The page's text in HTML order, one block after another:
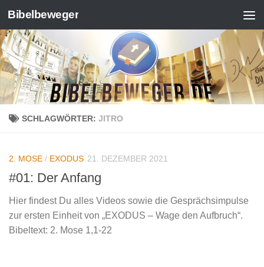
Zum Inhalt springen
Bibelbeweger
SCHLAGWÖRTER: JITRO
2. MOSE / EXODUS 21. DEZEMBER 2021
#01: Der Anfang
Hier findest Du alles Videos sowie die Gesprächsimpulse
zur ersten Einheit von „EXODUS – Wage den Aufbruch“.
Bibeltext: 2. Mose 1,1-22